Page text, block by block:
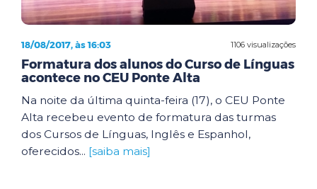
1106 visualizações
18/08/2017, às 16:03
Formatura dos alunos do Curso de Línguas
acontece no CEU Ponte Alta
Na noite da última quinta-feira (17), o CEU Ponte
Alta recebeu evento de formatura das turmas
dos Cursos de Línguas, Inglês e Espanhol,
oferecidos... [saiba mais]